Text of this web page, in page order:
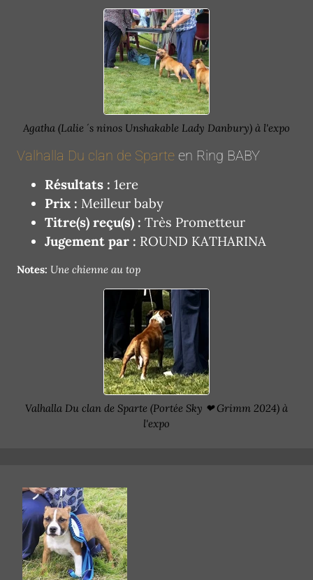
Agatha (Lalie ´s ninos Unshakable Lady Danbury) à l'expo
Valhalla Du clan de Sparte en Ring BABY
Résultats : 1ere
Prix : Meilleur baby
Titre(s) reçu(s) : Très Prometteur
Jugement par : ROUND KATHARINA
Notes: Une chienne au top
Valhalla Du clan de Sparte (Portée Sky ❤ Grimm 2024) à
l'expo